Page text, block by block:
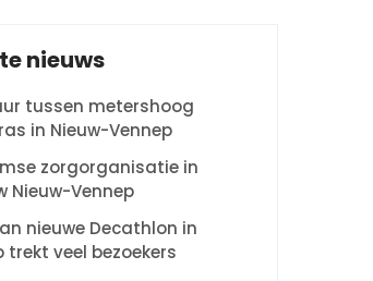
nieuws
tussen metershoog
in Nieuw-Vennep
zorgorganisatie in
Nieuw-Vennep
nieuwe Decathlon in
trekt veel bezoekers